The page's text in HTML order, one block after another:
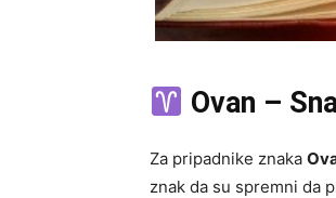
Ovan –
Za pripadnike znaka
znak da su spremni da